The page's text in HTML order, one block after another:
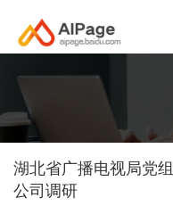
湖北省广播电视局党
公司调研